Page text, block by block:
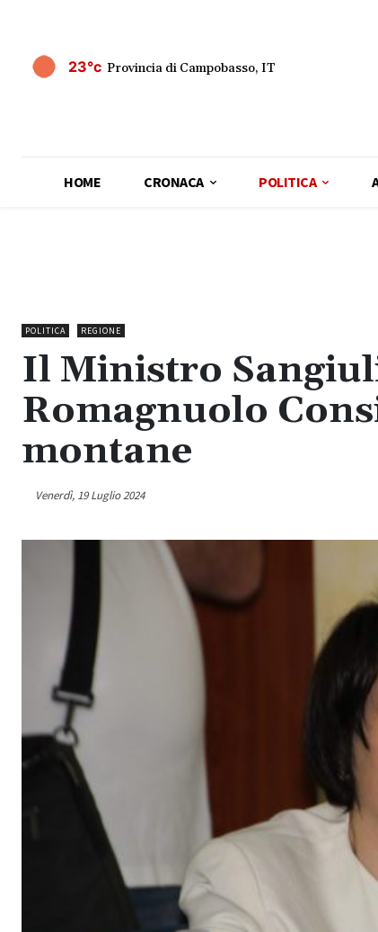
23°c Provincia di Campobasso, IT
HOME CRONACA POLITICA
POLITICA REGIONE
Il Ministro
Romagnuolo
montane
Venerdì, 19 Luglio 2024